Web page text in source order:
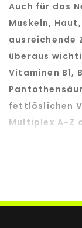
Auch für das
Muskeln,
ausreichende
überaus
Vitaminen B1,
fettlöslichen
Multiplex A-Z
enthält
ebenfalls für